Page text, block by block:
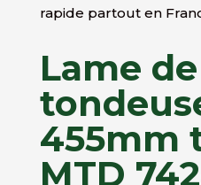
rapide partout en
Lame de
455mm
MTD